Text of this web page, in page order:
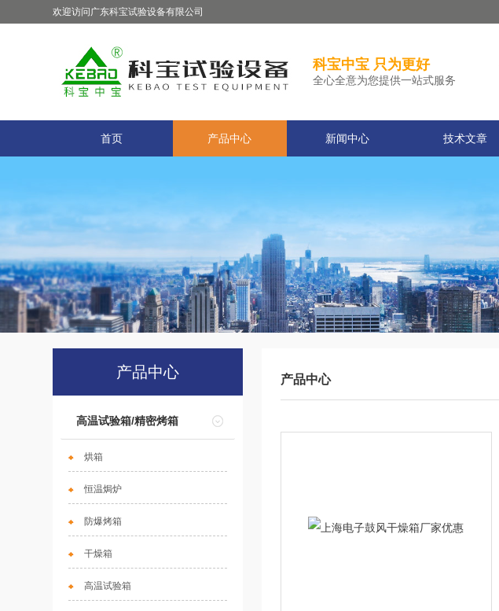
欢迎访问广东科宝试验设备有限公司
科宝中宝 只为更好
全心全意为您提供一站式服务
首页 产品中心 新闻中心 技术文章
产品中心
高温试验箱/精密烤箱
烘箱
恒温焗炉
防爆烤箱
干燥箱
高温试验箱
产品中心